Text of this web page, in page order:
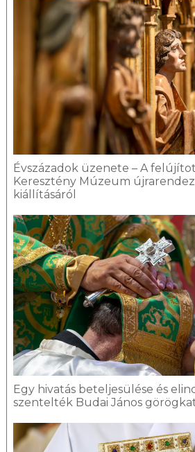
Évszázadok üzenete – A
Keresztény Múzeum
kiállításáról
Egy hivatás beteljesülése és
szentelték Budai János